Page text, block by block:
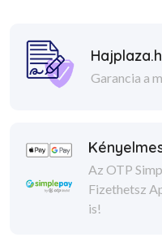
Garancia a
Az OTP
Fizethetsz
is!